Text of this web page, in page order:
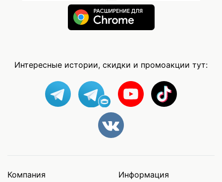
Интересные истории, скидки и промоакции тут:
Компания Информация